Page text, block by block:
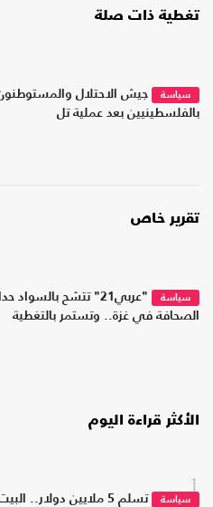
تغطية ذات صلة
سياسة
جيش الاحتلال
بالفلسطينيين بعد عملية تل
تقرير خاص
سياسة
"عربي21" تتشح
الصحافة في غزة.. وتستمر بالتغطية
الأكثر قراءة اليوم
1
سياسة
تسلم 5 ملايين دولار..